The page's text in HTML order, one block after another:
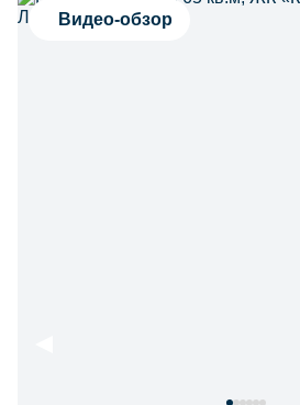
Видео-обзор